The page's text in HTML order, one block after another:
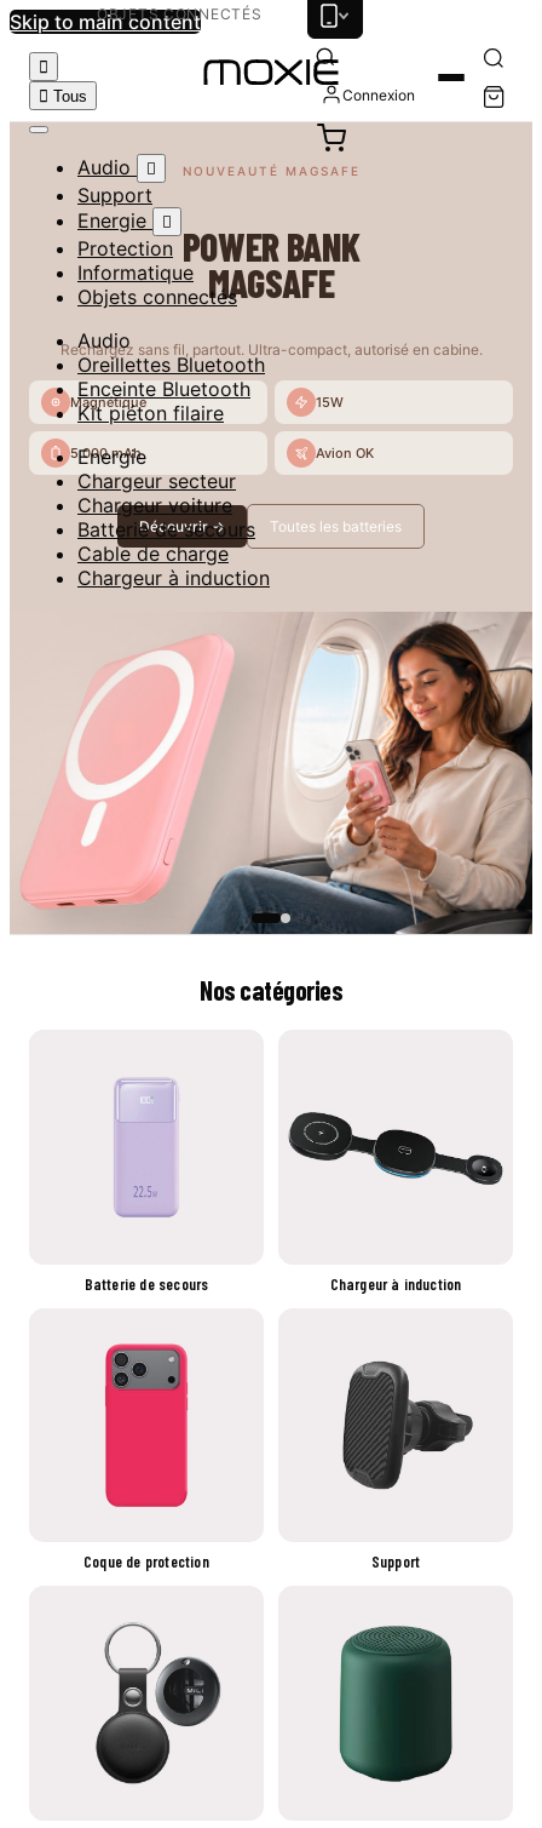
Skip to main content
OBJETS CONNECTÉS

 Tous
Audio 
Support
Energie

Protection
Informatique
Objets connectés
Audio
Oreillettes Bluetooth
Enceinte Bluetooth
Kit piéton filaire
Energie
Chargeur secteur
Chargeur voiture
Batterie de secours
Cable de charge
Chargeur à induction
Connexion
NOUVEAUTÉ MAGSAFE
POWER BANK
MAGSAFE
Rechargez sans fil, partout. Ultra-compact, autorisé en cabine.
Magnétique 15W
5 000 mAh Avion OK
Découvrir → Toutes les batteries
Nos catégories
Batterie de secours Chargeur à induction
Coque de protection Support